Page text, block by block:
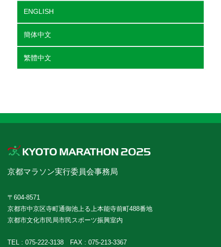
ENGLISH
簡体中文
繁體中文
京都マラソン実行委員会事務局
〒604-8571
京都市中京区寺町通御池上る上本能寺前町488番地
京都市文化市民局市民スポーツ振興室内
TEL : 075-222-3138 FAX : 075-213-3367